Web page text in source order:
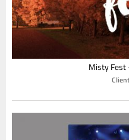
Misty Fest